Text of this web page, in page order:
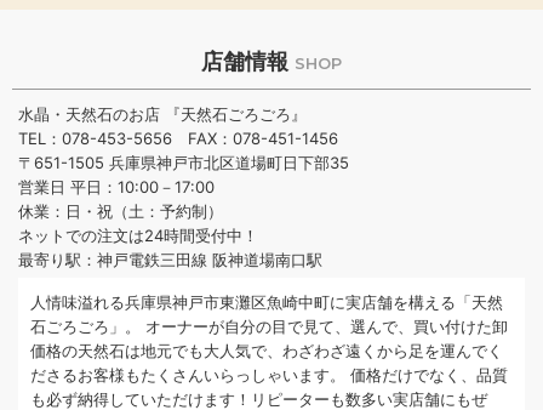
店舗情報 SHOP
水晶・天然石のお店 『天然石ごろごろ』
TEL：078-453-5656 FAX：078-451-1456
〒651-1505 兵庫県神戸市北区道場町日下部35
営業日 平日：10:00－17:00
休業：日・祝（土：予約制）
ネットでの注文は24時間受付中！
最寄り駅：神戸電鉄三田線 阪神道場南口駅
人情味溢れる兵庫県神戸市東灘区魚崎中町に実店舗を構える「天然
石ごろごろ」。 オーナーが自分の目で見て、選んで、買い付けた卸
価格の天然石は地元でも大人気で、わざわざ遠くから足を運んでく
ださるお客様もたくさんいらっしゃいます。 価格だけでなく、品質
も必ず納得していただけます！リピーターも数多い実店舗にもぜ